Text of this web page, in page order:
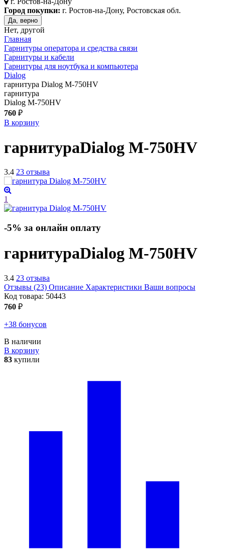
Город покупки: г. Ростов-на-Дону, Ростовская обл.
Да, верно
Нет, другой
Главная
Гарнитуры оператора и средства связи
Гарнитуры и кабели
Гарнитуры для ноутбука и компьютера
Dialog
гарнитура Dialog M-750HV
гарнитура
Dialog M-750HV
760 ₽
В корзину
гарнитураDialog M-750HV
3.4 23 отзыва
1
-5% за онлайн оплату
гарнитураDialog M-750HV
3.4 23 отзыва
Отзывы (23) Описание Характеристики Ваши вопросы
Код товара: 50443
760 ₽
+38 бонусов
В наличии
В корзину
83 купили